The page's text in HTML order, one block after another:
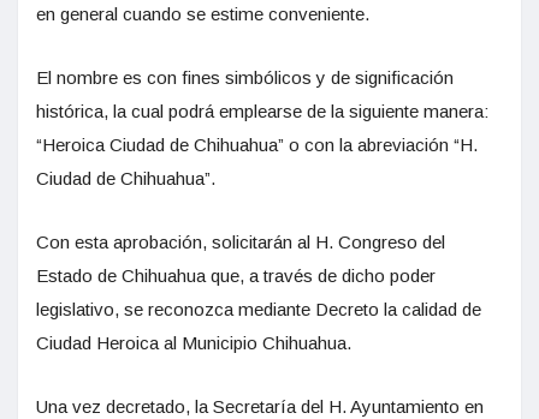
en general cuando se estime conveniente.
El nombre es con fines simbólicos y de significación
histórica, la cual podrá emplearse de la siguiente manera:
“Heroica Ciudad de Chihuahua” o con la abreviación “H.
Ciudad de Chihuahua”.
Con esta aprobación, solicitarán al H. Congreso del
Estado de Chihuahua que, a través de dicho poder
legislativo, se reconozca mediante Decreto la calidad de
Ciudad Heroica al Municipio Chihuahua.
Una vez decretado, la Secretaría del H. Ayuntamiento en